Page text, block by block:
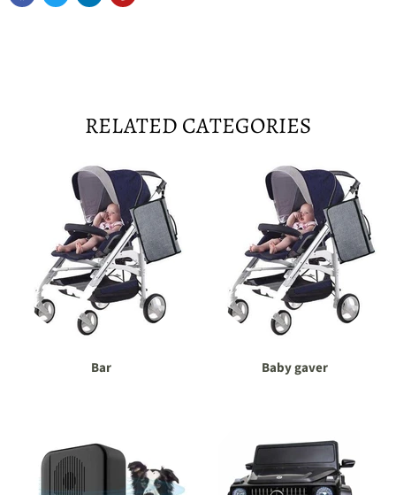
RELATED CATEGORIES
Bar Baby gaver